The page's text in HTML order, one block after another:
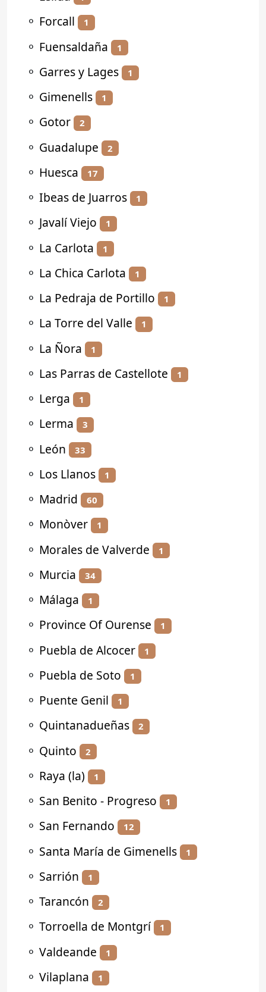
⚬ Forcall 1
⚬ Fuensaldaña 1
⚬ Garres y Lages 1
⚬ Gimenells 1
⚬ Gotor 2
⚬ Guadalupe 2
⚬ Huesca 17
⚬ Ibeas de Juarros 1
⚬ Javalí Viejo 1
⚬ La Carlota 1
⚬ La Chica Carlota 1
⚬ La Pedraja de Portillo 1
⚬ La Torre del Valle 1
⚬ La Ñora 1
⚬ Las Parras de Castellote 1
⚬ Lerga 1
⚬ Lerma 3
⚬ León 33
⚬ Los Llanos 1
⚬ Madrid 60
⚬ Monòver 1
⚬ Morales de Valverde 1
⚬ Murcia 34
⚬ Málaga 1
⚬ Province Of Ourense 1
⚬ Puebla de Alcocer 1
⚬ Puebla de Soto 1
⚬ Puente Genil 1
⚬ Quintanadueñas 2
⚬ Quinto 2
⚬ Raya (la) 1
⚬ San Benito - Progreso 1
⚬ San Fernando 12
⚬ Santa María de Gimenells 1
⚬ Sarrión 1
⚬ Tarancón 2
⚬ Torroella de Montgrí 1
⚬ Valdeande 1
⚬ Vilaplana 1